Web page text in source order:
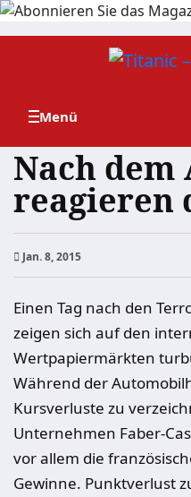
Zum
Nach dem
reagieren
Jan. 8, 2015
Einen Tag nach den
zeigen sich auf den
Wertpapiermärkten
Während der
Kursverluste zu
Unternehmen Faber-
vor allem die
Gewinne. Punktverlust